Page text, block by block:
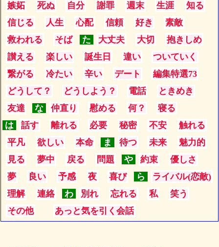
嫉妬
死ぬ 自分 謝罪 週末 生涯
知る
信じる
人生 心配 信頼 好き
素敵
救われる
そば た 大丈夫 大切
抱きしめ
讃える
楽しい 誕生日 違い
ついていく
繋がる
冷たい 辛い デート
編集特選73
どうして？
どうしよう？ 電話
ときめき
友達
な 仲直り 慰める 何？
寝る
は
話す 離れる 必要 秘密 不安
触れる
平凡
欲しい 本命 ま 待つ 未来
魅力的
見る
夢中 戻る 問題 や 約束
優しさ
夢
良い 予感 夜 喜び ら
ライバル(恋敵)
理解
連絡 わ 別れ 忘れる 私
笑う
その他
あっと気を引く会話